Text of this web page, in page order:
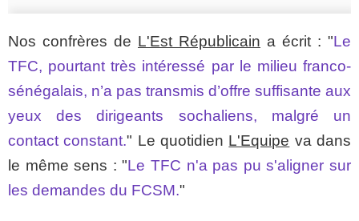
Nos confrères de L'Est Républicain a écrit : "Le
TFC, pourtant très intéressé par le milieu franco-
sénégalais, n’a pas transmis d’offre suffisante aux
yeux des dirigeants sochaliens, malgré un
contact constant." Le quotidien L'Equipe va dans
le même sens : "Le TFC n'a pas pu s'aligner sur
les demandes du FCSM."